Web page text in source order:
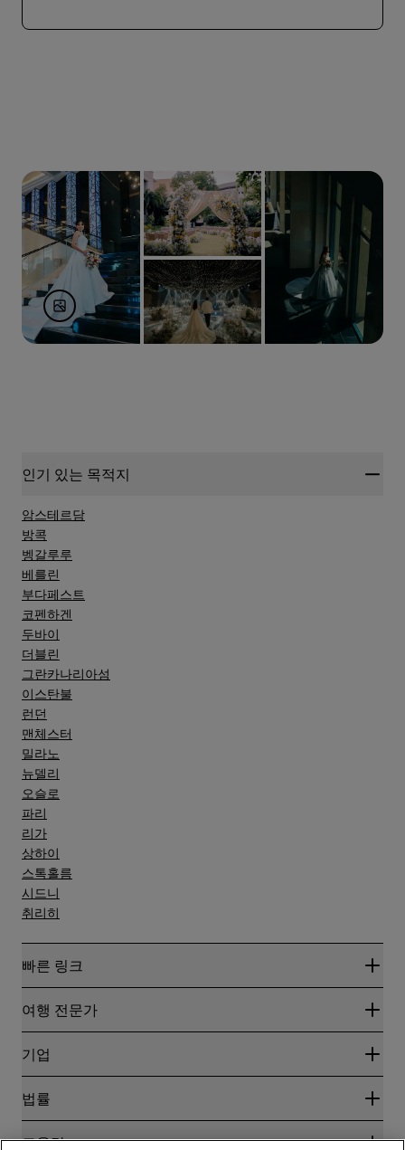
인기 있는 목적지
암스테르담
방콕
벵갈루루
베를린
부다페스트
코펜하겐
두바이
더블린
그란카나리아섬
이스탄불
런던
맨체스터
밀라노
뉴델리
오슬로
파리
리가
상하이
스톡홀름
시드니
취리히
빠른 링크
Radisson Rewards
블로그
여행지
Radisson Hotels APP
Sports Approved 호텔
가족 친화적 호텔
여행 전문가
파트너
기업
Radisson Hotel Group
RHG 채용
법률
개인정보 고지
도움말